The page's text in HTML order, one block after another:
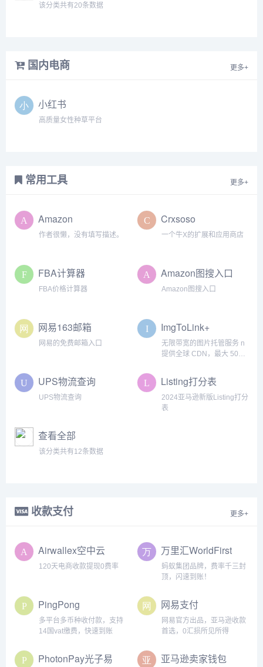
该分类共有20条数据
国内电商 更多+
小红书
高质量女性种草平台
常用工具 更多+
Amazon
作者很懒，没有填写描述。
Crxsoso
一个牛X的扩展和应用商店
FBA计算器
FBA价格计算器
Amazon图搜入口
Amazon图搜入口
网易163邮箱
网易的免费邮箱入口
ImgToLink+
无限带宽的图片托管服务 n
提供全球 CDN，最大 50M
UPS物流查询
UPS物流查询
Listing打分表
2024亚马逊新版Listing打分
表
查看全部
该分类共有12条数据
收款支付 更多+
Airwallex空中云
汇
120天电商收款提现0费率
万里汇WorldFirst
蚂蚁集团品牌，费率千三封
顶，闪速到账！
PingPong
多平台多币种收付款，支持
14国vat缴费，快速到账
网易支付
网易官方出品，亚马逊收款
首选，0汇损所见所得
PhotonPay光子易 亚马逊卖家钱包